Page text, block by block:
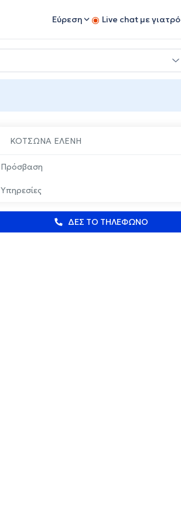
Εύρεση Live chat με γιατρό
ΚΟΤΣΩΝΑ ΕΛΕΝΗ
Πρόσβαση
Υπηρεσίες
ΔΕΣ ΤΟ ΤΗΛΕΦΩΝΟ